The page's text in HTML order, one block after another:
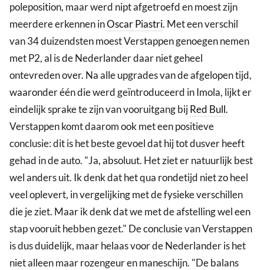
poleposition, maar werd nipt afgetroefd en moest zijn
meerdere erkennen inOscar Piastri. Met een verschil
van 34 duizendsten moest Verstappen genoegen nemen
met P2, al is de Nederlander daar niet geheel
ontevreden over. Na alle upgrades van de afgelopen tijd,
waaronder één die werd geïntroduceerd in Imola, lijkt er
eindelijk sprake te zijn van vooruitgang bijRed Bull.
Verstappen komt daarom ook met een positieve
conclusie: dit is het beste gevoel dat hij tot dusver heeft
gehad in de auto. "Ja, absoluut. Het ziet er natuurlijk best
wel anders uit. Ik denk dat het qua rondetijd niet zo heel
veel oplevert, in vergelijking met de fysieke verschillen
die je ziet. Maar ik denk dat we met de afstelling wel een
stap vooruit hebben gezet." De conclusie van Verstappen
is dus duidelijk, maar helaas voor de Nederlander is het
niet alleen maar rozengeur en maneschijn. "De balans